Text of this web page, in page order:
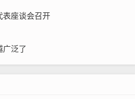
地、中国
名城、中国非织造
百强。
表座谈会召开
广泛了